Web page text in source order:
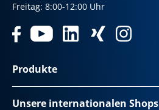
Freitag: 8:00-12:00 Uhr
Produkte
Unsere internationalen Shops